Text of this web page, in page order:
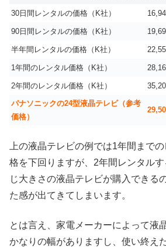
30日間レンタルの価格（K社）
90日間レンタルの価格（K社）
半年間レンタルの価格（K社）
1年間のレンタル価格（K社）
2年間のレンタル価格（K社）
パナソニックの24型液晶テレビ（参考
価格）
上の液晶テレビの例では1年間まで
格を下回りますが、2年間レンタル
じ大きさの液晶テレビが購入できる
た感が出てきてしまいます。
とは言え、家電メーカーによって液
かなりの幅がありますし、使い終え